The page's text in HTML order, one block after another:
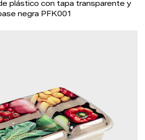
plástico con tapa transparente y
negra PFK001